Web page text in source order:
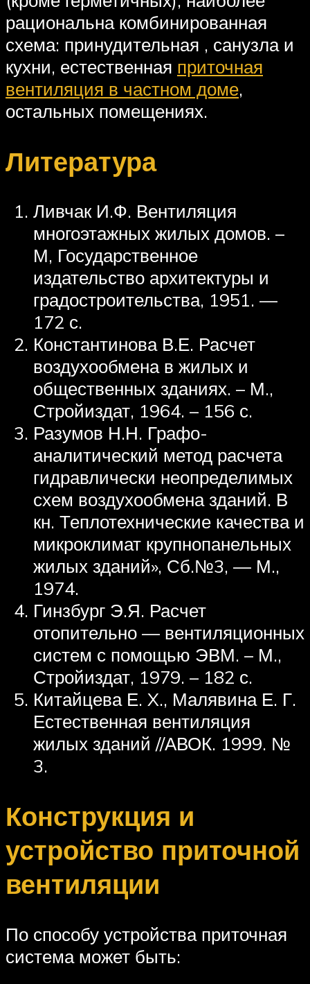
рациональна комбинированная
схема: принудительная , санузла и
кухни, естественная приточная
вентиляция в частном доме,
остальных помещениях.
Литература
Ливчак И.Ф. Вентиляция
многоэтажных жилых домов. –
М, Государственное
издательство архитектуры и
градостроительства, 1951. —
172 с.
Константинова В.Е. Расчет
воздухообмена в жилых и
общественных зданиях. – М.,
Стройиздат, 1964. – 156 с.
Разумов Н.Н. Графо-
аналитический метод расчета
гидравлически неопределимых
схем воздухообмена зданий. В
кн. Теплотехнические качества и
микроклимат крупнопанельных
жилых зданий», Сб.№3, — М.,
1974.
Гинзбург Э.Я. Расчет
отопительно — вентиляционных
систем с помощью ЭВМ. – М.,
Стройиздат, 1979. – 182 с.
Китайцева Е. X., Малявина Е. Г.
Естественная вентиляция
жилых зданий //АВОК. 1999. №
3.
Конструкция и
устройство приточной
вентиляции
По способу устройства приточная
система может быть: